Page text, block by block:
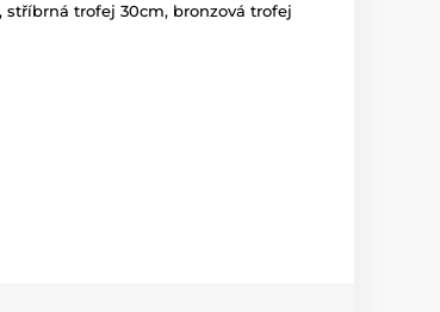
trofej 30cm, bronzová trofej